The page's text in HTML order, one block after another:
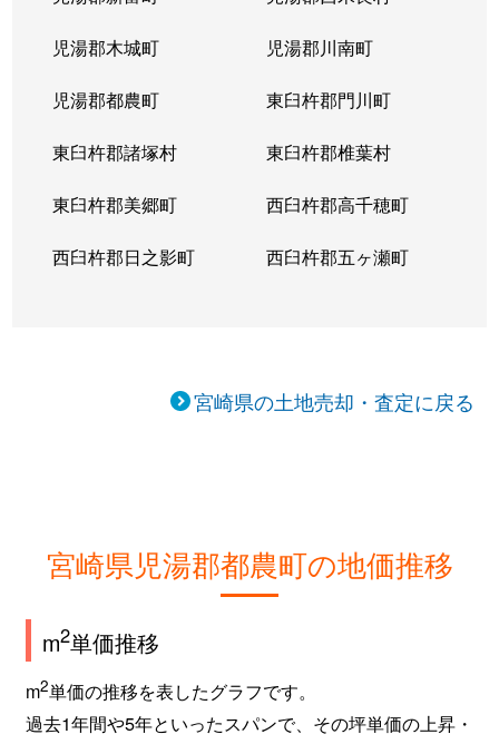
児湯郡木城町 児湯郡川南町
児湯郡都農町 東臼杵郡門川町
東臼杵郡諸塚村 東臼杵郡椎葉村
東臼杵郡美郷町 西臼杵郡高千穂町
西臼杵郡日之影町 西臼杵郡五ヶ瀬町
宮崎県の土地売却・査定に戻る
宮崎県児湯郡都農町の地価推移
m2単価推移
m2単価の推移を表したグラフです。
過去1年間や5年といったスパンで、その坪単価の上昇・